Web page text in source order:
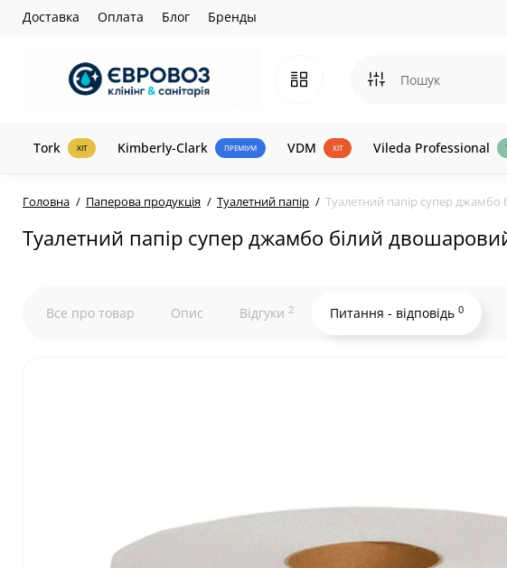
Доставка Оплата Блог Бренды
Tork ХІТ Kimberly-Clark ПРЕМІУМ VDM ХІТ Vileda Professional
Головна Паперова продукція Туалетний папір Туалетний папір супер джамбо
Туалетний папір супер джамбо білий
Все про товар Опис Відгуки 2 Питання - відповідь 0